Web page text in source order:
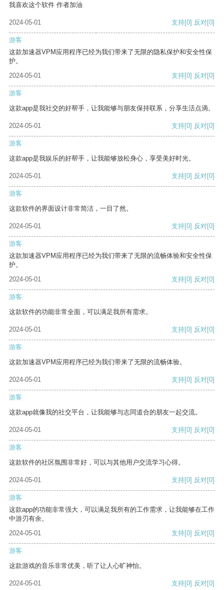
我喜欢这个软件 作者加油
2024-05-01 支持[0] 反对[0]
游客
这款加速器VPM应用程序已经为我们带来了无限的隐私保护和安全性保
护。
2024-05-01
支持[0] 反对[0]
游客
这款app是我社交的好帮手，让我能够与朋友保持联系，分享生活点滴。
2024-05-01 支持[0] 反对[0]
游客
这款app是我娱乐的好帮手，让我能够放松身心，享受美好时光。
2024-05-01 支持[0] 反对[0]
游客
这款软件的界面设计非常简洁，一目了然。
2024-05-01 支持[0] 反对[0]
游客
这款加速器VPM应用程序已经为我们带来了无限的流畅体验和安全性保
护。
2024-05-01
支持[0] 反对[0]
游客
这款软件的功能非常全面，可以满足我所有需求。
2024-05-01 支持[0] 反对[0]
游客
这款加速器VPM应用程序已经为我们带来了无限的流畅体验。
2024-05-01 支持[0] 反对[0]
游客
这款app就像我的社交平台，让我能够与志同道合的朋友一起交流。
2024-05-01 支持[0] 反对[0]
游客
这款软件的社区氛围非常好，可以与其他用户交流学习心得。
2024-05-01 支持[0] 反对[0]
游客
这款app的功能非常强大，可以满足我所有的工作需求，让我能够在工作
中游刃有余。
2024-05-01
支持[0] 反对[0]
游客
这款游戏的音乐非常优美，听了让人心旷神怡。
2024-05-01 支持[0] 反对[0]